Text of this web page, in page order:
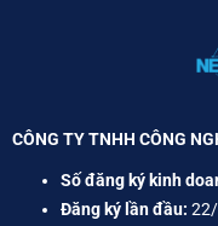
CÔNG TY TNHH CÔNG
Số đăng ký kinh
Đăng ký lần đầu: